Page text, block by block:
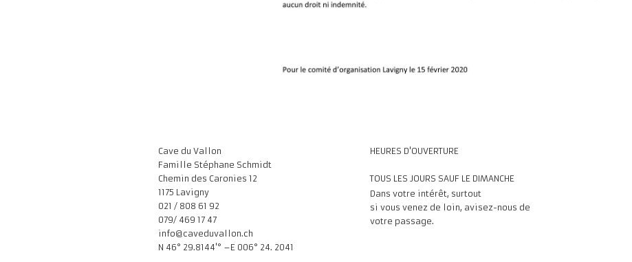
Cave du Vallon
Famille Stéphane Schmidt
Chemin des Caronies 12
1175 Lavigny
021 / 808 61 92
079/ 469 17 47
info@caveduvallon.ch
N 46° 29.8144'° –E 006° 24. 2041
HEURES D'OUVERTURE
TOUS LES JOURS SAUF LE DIMANCHE
Dans votre intérêt, surtout
si vous venez de loin, avisez-nous de
votre passage.